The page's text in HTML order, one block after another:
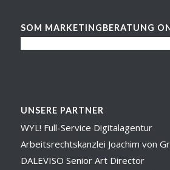
SOM MARKETINGBERATUNG
UNSERE PARTNER
WYL! Full-Service Digitalagentur
Arbeitsrechtskanzlei Joachim von
DALEVISO Senior Art Director